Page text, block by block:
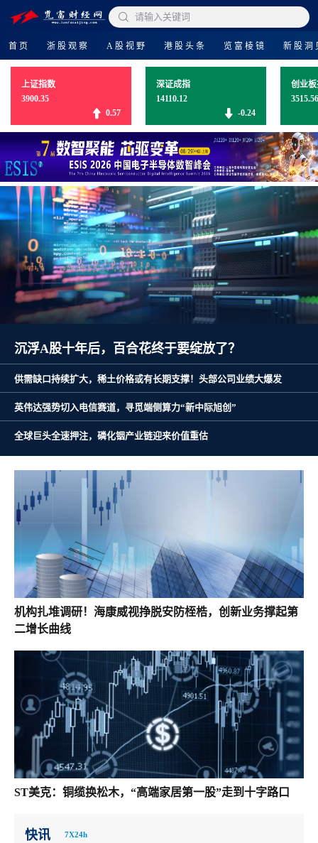
 请输入关键词
首页 浙股观察 A股视野 港股头条 览富棱镜 新股洞
上证指数
3900.35
0.57
深证成指
14110.12
-0.24
创业
3515.56

全球巨头全速押注，磷化铟产业链迎来价值重估
沉浮A股十年后，百合花终于要绽放了？
供需缺口持续扩大，稀土价格或有长期支撑！头部公司业绩大爆发
英伟达强势切入电信赛道，寻觅端侧算力“新中际旭创”
机构扎堆调研！海康威视挣脱安防桎梏，创新业务撑起第
二增长曲线
ST美克：铜缆换松木，“高端家居第一股”走到十字路口
快讯 7X24h